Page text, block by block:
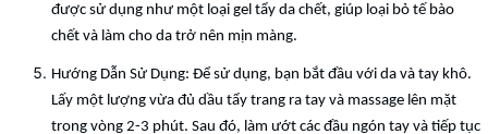
được sử dụng như một loại gel tẩy da chết, giúp loại bỏ tế bào
chết và làm cho da trở nên mịn màng.
Hướng Dẫn Sử Dụng: Để sử dụng, bạn bắt đầu với da và tay khô.
Lấy một lượng vừa đủ dầu tẩy trang ra tay và massage lên mặt
trong vòng 2-3 phút. Sau đó, làm ướt các đầu ngón tay và tiếp tục